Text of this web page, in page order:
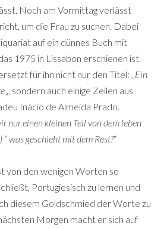
Noch am Vormittag verlässt
um die Frau zu suchen. Dabei
auf ein dünnes Buch mit
1975 in Lissabon erschienen ist.
für ihn nicht nur den Titel: „Ein
„, sondern auch einige Zeilen aus
Inácio de Almeida Prado.
nur einen kleinen Teil von dem leben
was geschieht mit dem Rest?“
von den wenigen Worten so
Portugiesisch zu lernen und
diesem Goldschmied der Worte zu
Morgen macht er sich auf